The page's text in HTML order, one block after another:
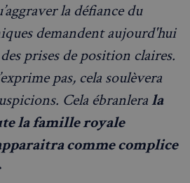
la défiance du
demandent aujourd'hui
prises de position claires.
pas, cela soulèvera
Cela ébranlerala
la famille royale
comme complice